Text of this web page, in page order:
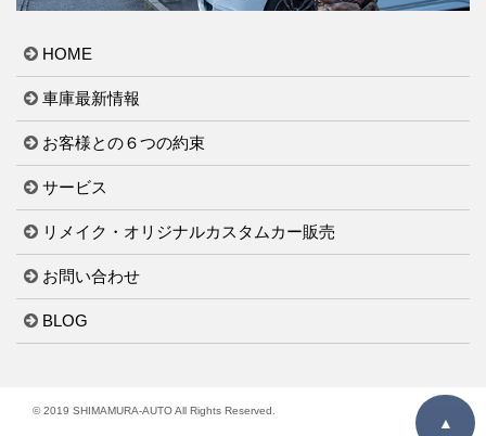
HOME
車庫最新情報
お客様との６つの約束
サービス
リメイク・オリジナルカスタムカー販売
お問い合わせ
BLOG
© 2019 SHIMAMURA-AUTO All Rights Reserved.
▲